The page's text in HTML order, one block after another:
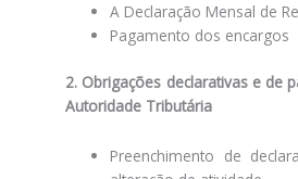
A Declaração Mensal de
Pagamento dos encargos
2. Obrigações declarativas e de
Autoridade Tributária
Preenchimento de